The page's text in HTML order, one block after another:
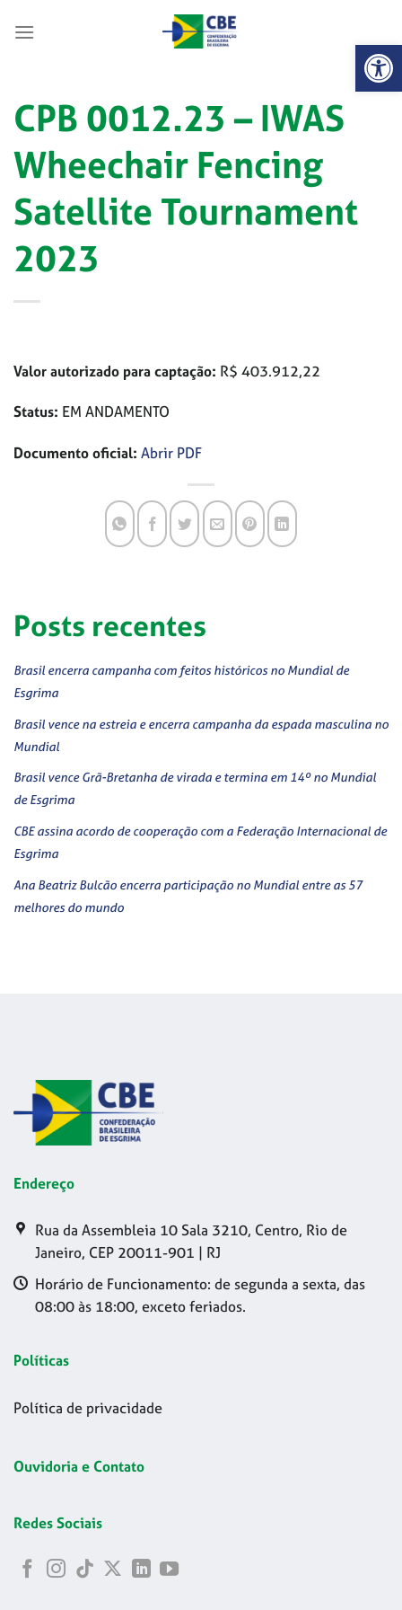
Abrir
CPB 0012.23 – IWAS
Wheechair Fencing
Satellite Tournament
2023
Valor autorizado para captação: R$ 403.912,22
Status: EM ANDAMENTO
Documento oficial: Abrir PDF
Posts recentes
Brasil encerra campanha com feitos históricos no Mundial de
Esgrima
Brasil vence na estreia e encerra campanha da espada masculina no
Mundial
Brasil vence Grã-Bretanha de virada e termina em 14º no Mundial
de Esgrima
CBE assina acordo de cooperação com a Federação Internacional de
Esgrima
Ana Beatriz Bulcão encerra participação no Mundial entre as 57
melhores do mundo
Endereço
Rua da Assembleia 10 Sala 3210, Centro, Rio de
Janeiro, CEP 20011-901 | RJ
Horário de Funcionamento: de segunda a sexta, das
08:00 às 18:00, exceto feriados.
Políticas
Política de privacidade
Ouvidoria e Contato
Redes Sociais